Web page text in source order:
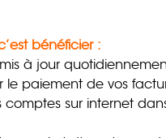
bénéficier :
mis à jour
le paiement de vos
sur internet